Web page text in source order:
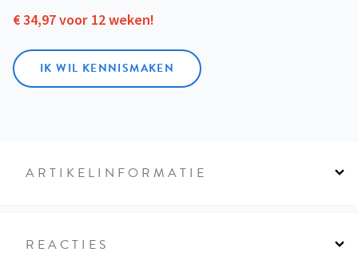
€ 34,97 voor 12 weken!
IK WIL KENNISMAKEN
ARTIKELINFORMATIE
REACTIES